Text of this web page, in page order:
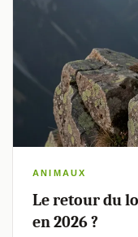
ANIMAUX
Le retour du
en 2026 ?